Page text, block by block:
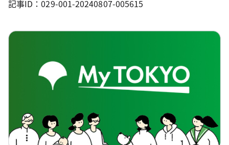
記事ID：029-001-20240807-005615